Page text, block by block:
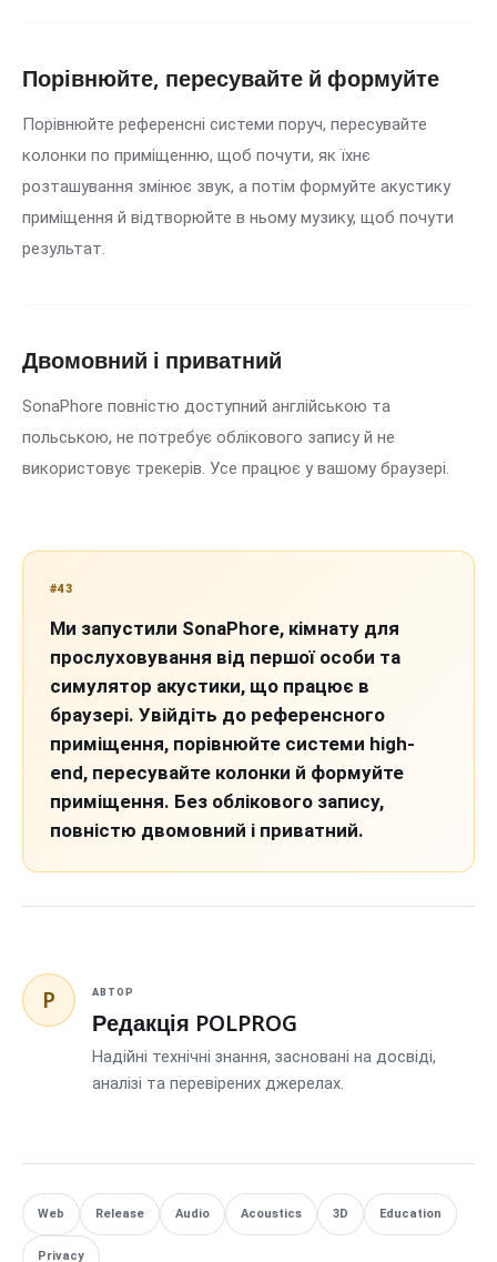
Порівнюйте, пересувайте й формуйте
Порівнюйте референсні системи поруч, пересувайте
колонки по приміщенню, щоб почути, як їхнє
розташування змінює звук, а потім формуйте акустику
приміщення й відтворюйте в ньому музику, щоб почути
результат.
Двомовний і приватний
SonaPhore повністю доступний англійською та
польською, не потребує облікового запису й не
використовує трекерів. Усе працює у вашому браузері.
#43
Ми запустили SonaPhore, кімнату для
прослуховування від першої особи та
симулятор акустики, що працює в
браузері. Увійдіть до референсного
приміщення, порівнюйте системи high-
end, пересувайте колонки й формуйте
приміщення. Без облікового запису,
повністю двомовний і приватний.
P АВТОР
Редакція POLPROG
Надійні технічні знання, засновані на досвіді,
аналізі та перевірених джерелах.
Web Release Audio Acoustics 3D Education
Privacy